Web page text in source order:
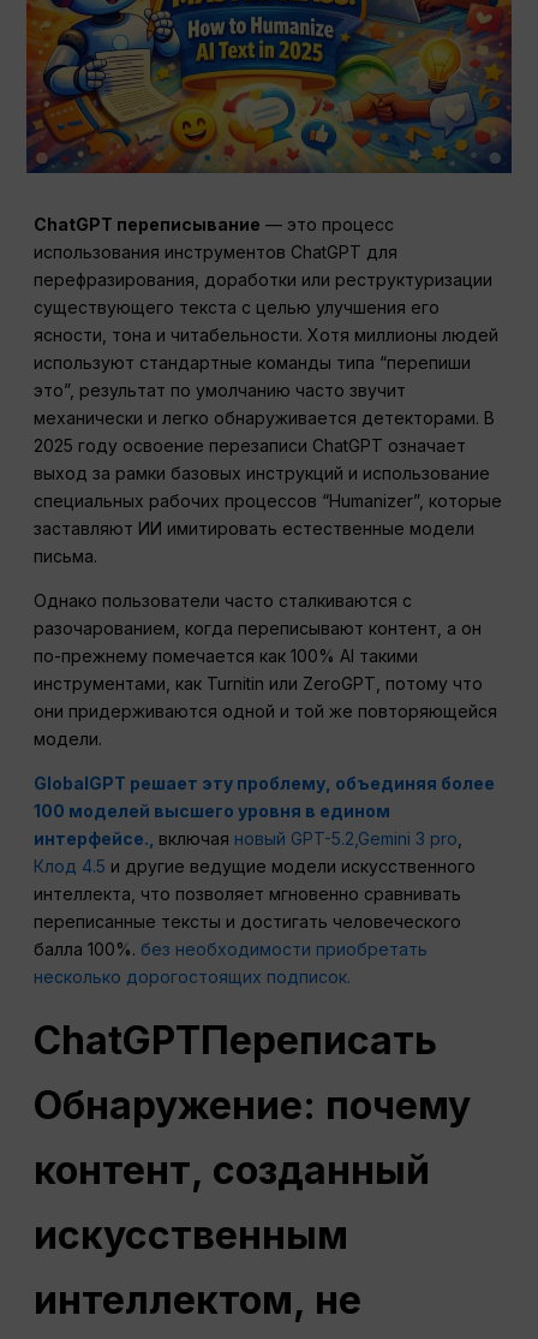
ChatGPT переписывание — это процесс
использования инструментов ChatGPT для
перефразирования, доработки или реструктуризации
существующего текста с целью улучшения его
ясности, тона и читабельности. Хотя миллионы людей
используют стандартные команды типа “перепиши
это”, результат по умолчанию часто звучит
механически и легко обнаруживается детекторами. В
2025 году освоение перезаписи ChatGPT означает
выход за рамки базовых инструкций и использование
специальных рабочих процессов “Humanizer”, которые
заставляют ИИ имитировать естественные модели
письма.
Однако пользователи часто сталкиваются с
разочарованием, когда переписывают контент, а он
по-прежнему помечается как 100% AI такими
инструментами, как Turnitin или ZeroGPT, потому что
они придерживаются одной и той же повторяющейся
модели.
GlobalGPT решает эту проблему, объединяя более
100 моделей высшего уровня в едином
интерфейсе., включая новый GPT-5.2,Gemini 3 pro,
Клод 4.5 и другие ведущие модели искусственного
интеллекта, что позволяет мгновенно сравнивать
переписанные тексты и достигать человеческого
балла 100%. без необходимости приобретать
несколько дорогостоящих подписок.
ChatGPTПереписать
Обнаружение: почему
контент, созданный
искусственным
интеллектом, не